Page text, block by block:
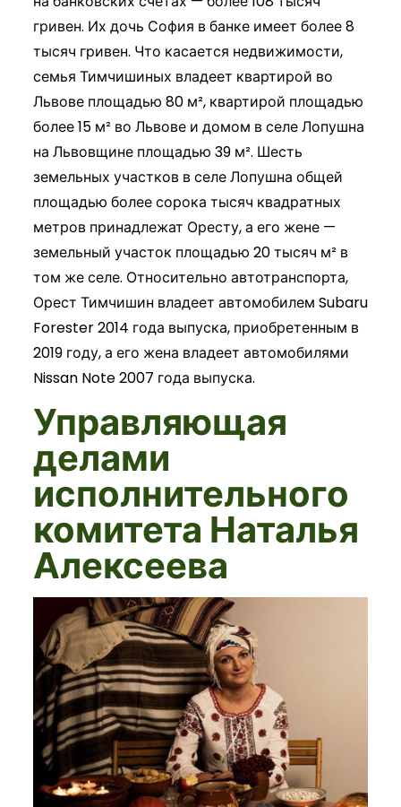
гривен. Их дочь София в банке имеет более 8
тысяч гривен. Что касается недвижимости,
семья Тимчишиных владеет квартирой во
Львове площадью 80 м², квартирой площадью
более 15 м² во Львове и домом в селе Лопушна
на Львовщине площадью 39 м². Шесть
земельных участков в селе Лопушна общей
площадью более сорока тысяч квадратных
метров принадлежат Оресту, а его жене —
земельный участок площадью 20 тысяч м² в
том же селе. Относительно автотранспорта,
Орест Тимчишин владеет автомобилем Subaru
Forester 2014 года выпуска, приобретенным в
2019 году, а его жена владеет автомобилями
Nissan Note 2007 года выпуска.
Управляющая
делами
исполнительного
комитета Наталья
Алексеева